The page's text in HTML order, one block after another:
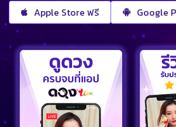
Apple Store ฟรี Google